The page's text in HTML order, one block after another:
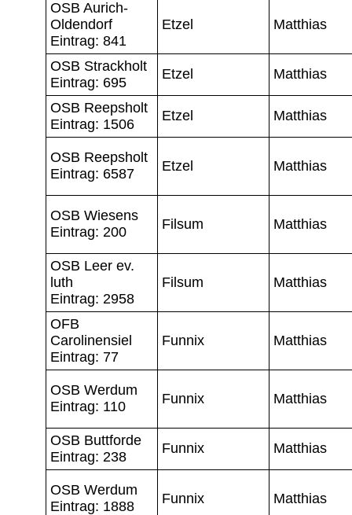
OSB Aurich-
Oldendorf
Eintrag: 841
Etzel Matthias
OSB Strackholt
Eintrag: 695
Etzel Matthias
OSB Reepsholt
Eintrag: 1506
Etzel Matthias
OSB Reepsholt
Eintrag: 6587
Etzel Matthias
OSB Wiesens
Eintrag: 200
Filsum Matthias
OSB Leer ev.
luth
Eintrag: 2958
Filsum Matthias
OFB
Carolinensiel
Eintrag: 77
Funnix Matthias
OSB Werdum
Eintrag: 110
Funnix Matthias
OSB Buttforde
Eintrag: 238
Funnix Matthias
OSB Werdum
Eintrag: 1888
Funnix Matthias